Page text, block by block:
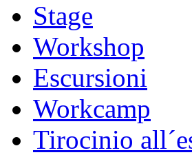
Stage
Workshop
Escursioni
Workcamp
Tirocinio